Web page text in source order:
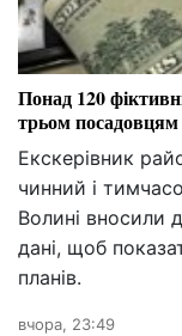
Понад 120
трьом
Екскерівник
чинний і
Волині вносили
дані, щоб
планів.
вчора, 23:49